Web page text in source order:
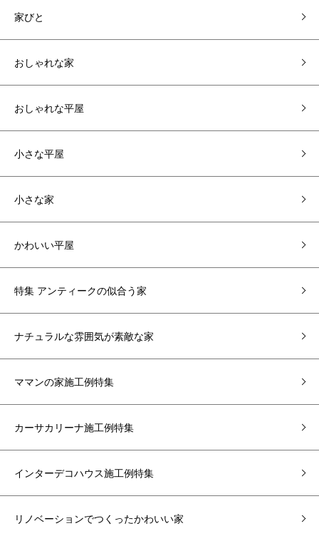
家びと
おしゃれな家
おしゃれな平屋
小さな平屋
小さな家
かわいい平屋
特集 アンティークの似合う家
ナチュラルな雰囲気が素敵な家
ママンの家施工例特集
カーサカリーナ施工例特集
インターデコハウス施工例特集
リノベーションでつくったかわいい家